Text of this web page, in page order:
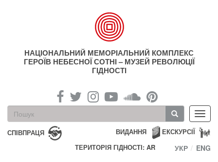
НАЦІОНАЛЬНИЙ МЕМОРІАЛЬНИЙ КОМПЛЕКС
ГЕРОЇВ НЕБЕСНОЇ СОТНІ – МУЗЕЙ РЕВОЛЮЦІЇ
ГІДНОСТІ
Пошукова
форма
Пошук
СПІВПРАЦЯ ЕКСКУРСІЇ
ВИДАННЯ
ТЕРИТОРІЯ ГІДНОСТІ: AR
УКР ENG